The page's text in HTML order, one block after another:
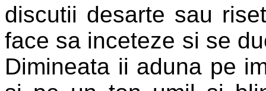
discutii desarte sau
face sa inceteze si se
Dimineata ii aduna pe